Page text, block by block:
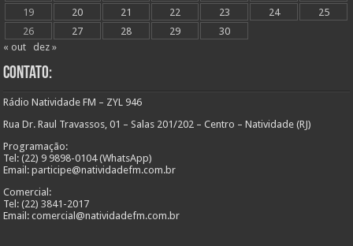
19
20 21 22 23 24
25
26
27 28 29
30
« out
dez »
Contato:
Rádio Natividade FM – ZYL 946
Rua Dr. Raul Travassos, 01 – Salas 201/202 – Centro – Natividade (RJ)
Programação:
Tel: (22) 9 9898-0104 (WhatsApp)
Email: participe@natividadefm.com.br
Comercial:
Tel: (22) 3841-2017
Email: comercial@natividadefm.com.br